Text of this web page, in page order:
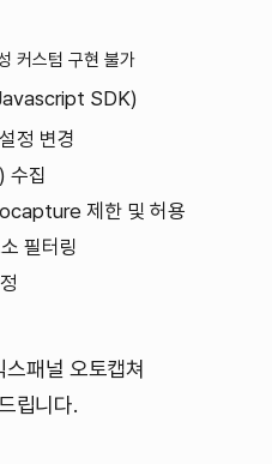
커스텀 구현 불가
SDK)
정 변경
수집
제한 및 허용
필터링
패널 오토캡쳐
립니다.